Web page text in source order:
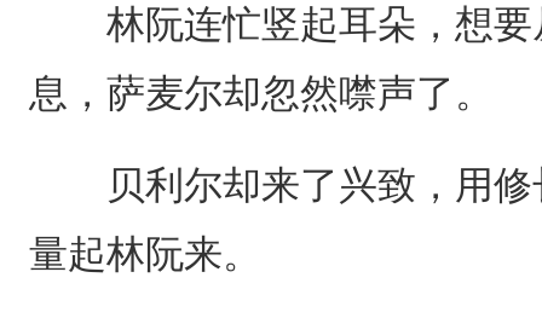
林阮连忙竖起耳朵，想要
息，萨麦尔却忽然噤声了。
贝利尔却来了兴致，用修
量起林阮来。